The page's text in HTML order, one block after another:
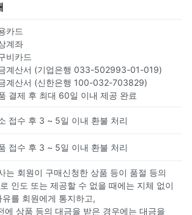
카드
계좌
비카드
계산서 (기업은행 033-502993-01-019)
계산서 (신한은행 100-032-703829)
결제 후 최대 60일 이내 제공 완료
접수 후 3 ~ 5일 이내 환불 처리
접수 후 3 ~ 5일 이내 환불 처리
는 회원이 구매신청한 상품 등이 품절 등의
인도 또는 제공할 수 없을 때에는 지체 없이
유를 회원에게 통지하고,
에 상품 등의 대금을 받은 경우에는 대금을